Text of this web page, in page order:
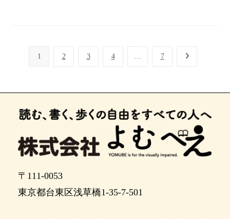
1 2 3 4 … 7
〒111-0053
東京都台東区浅草橋1-35-7-501